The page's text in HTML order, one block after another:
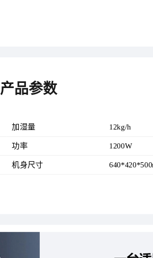
产品参数
加湿量 12kg/h
功率 1200W
机身尺寸